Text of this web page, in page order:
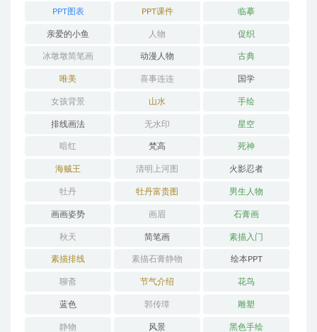
PPT图表 PPT课件 临摹
亲爱的小鱼 人物 促织
冰墩墩简笔画 动漫人物 古典
唯美 喜事连连 国学
女孩背景 山水 手绘
排线画法 无水印 星空
暗红 梵高 死神
海贼王 清明上河图 火影忍者
牡丹 牡丹富贵图 男生人物
画画姿势 画眉 石膏画
秋天 简笔画 素描入门
素描排线 素描石膏静物 绘本PPT
聊斋 节气介绍 花鸟
蓝色 郭传璋 雕塑
静物 风景 黑色手绘